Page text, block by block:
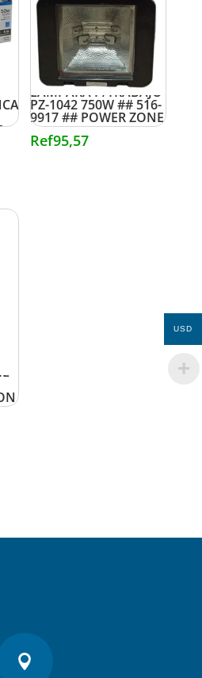
LAMPARA P/TRABAJO
PZ-1042 750W ## 516-
9917 ## POWER ZONE
Ref95,57

USD